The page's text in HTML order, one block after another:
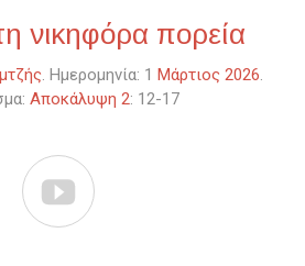
νικηφόρα πορεία
. Ημερομηνία: 1 Μάρτιος 2026
Αποκάλυψη 2: 12-17
